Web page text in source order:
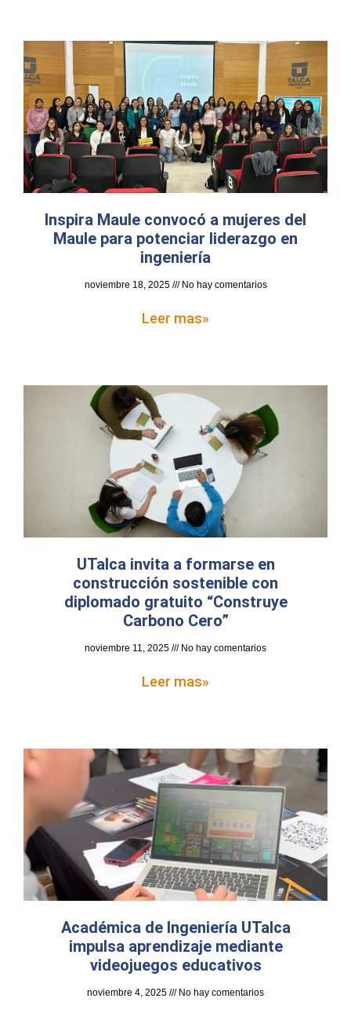
Inspira Maule convocó a mujeres del
Maule para potenciar liderazgo en
ingeniería
noviembre 18, 2025 No hay comentarios
Leer mas»
UTalca invita a formarse en
construcción sostenible con
diplomado gratuito “Construye
Carbono Cero”
noviembre 11, 2025 No hay comentarios
Leer mas»
Académica de Ingeniería UTalca
impulsa aprendizaje mediante
videojuegos educativos
noviembre 4, 2025 No hay comentarios